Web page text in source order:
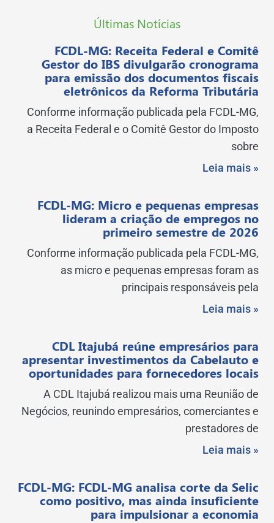
Últimas Notícias
FCDL-MG: Receita Federal e Comitê
Gestor do IBS divulgarão cronograma
para emissão dos documentos fiscais
eletrônicos da Reforma Tributária
Conforme informação publicada pela FCDL-MG,
a Receita Federal e o Comitê Gestor do Imposto
sobre
Leia mais »
FCDL-MG: Micro e pequenas empresas
lideram a criação de empregos no
primeiro semestre de 2026
Conforme informação publicada pela FCDL-MG,
as micro e pequenas empresas foram as
principais responsáveis pela
Leia mais »
CDL Itajubá reúne empresários para
apresentar investimentos da Cabelauto e
oportunidades para fornecedores locais
A CDL Itajubá realizou mais uma Reunião de
Negócios, reunindo empresários, comerciantes e
prestadores de
Leia mais »
FCDL-MG: FCDL-MG analisa corte da Selic
como positivo, mas ainda insuficiente
para impulsionar a economia